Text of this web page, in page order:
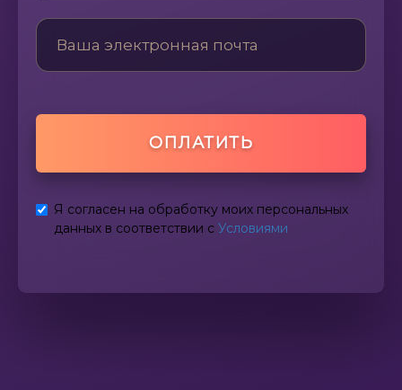
ОПЛАТИТЬ
Я согласен на обработку моих персональных
данных в соответствии с Условиями